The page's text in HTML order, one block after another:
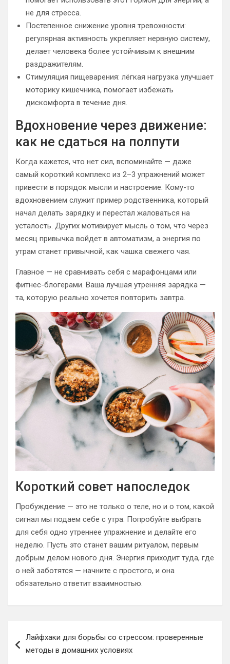
не для стресса.
Постепенное снижение уровня тревожности:
регулярная активность укрепляет нервную систему,
делает человека более устойчивым к внешним
раздражителям.
Стимуляция пищеварения: лёгкая нагрузка улучшает
моторику кишечника, помогает избежать
дискомфорта в течение дня.
Вдохновение через движение:
как не сдаться на полпути
Когда кажется, что нет сил, вспоминайте — даже
самый короткий комплекс из 2–3 упражнений может
привести в порядок мысли и настроение. Кому-то
вдохновением служит пример родственника, который
начал делать зарядку и перестал жаловаться на
усталость. Других мотивирует мысль о том, что через
месяц привычка войдет в автоматизм, а энергия по
утрам станет привычной, как чашка свежего чая.
Главное — не сравнивать себя с марафонцами или
фитнес-блогерами. Ваша лучшая утренняя зарядка —
та, которую реально хочется повторить завтра.
Короткий совет напоследок
Пробуждение — это не только о теле, но и о том, какой
сигнал мы подаем себе с утра. Попробуйте выбрать
для себя одно утреннее упражнение и делайте его
неделю. Пусть это станет вашим ритуалом, первым
добрым делом нового дня. Энергия приходит туда, где
о ней заботятся — начните с простого, и она
обязательно ответит взаимностью.
по
Лайфхаки для борьбы со стрессом: проверенные
методы в домашних условиях